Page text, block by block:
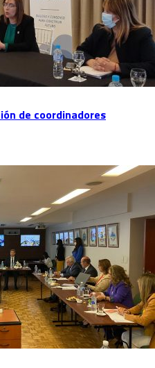
de coordinadores